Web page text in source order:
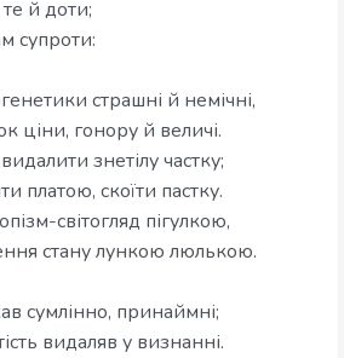
те й доти;
супроти:
страшні й немічні,
ціни, гонору й величі.
знетілу частку;
платою, скоїти пастку.
світогляд пігулкою,
стану лункою люлькою.
сумлінно, принаймні;
видаляв у визнанні.